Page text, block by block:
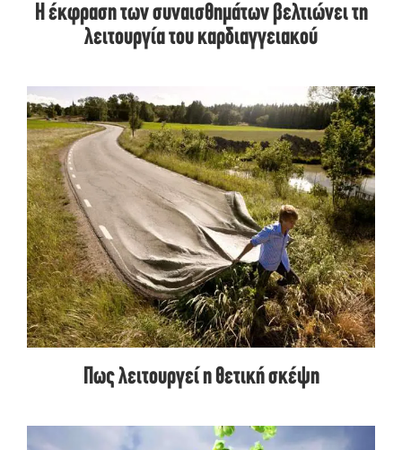
Η έκφραση των συναισθημάτων βελτιώνει τη
λειτουργία του καρδιαγγειακού
Πως λειτουργεί η θετική σκέψη